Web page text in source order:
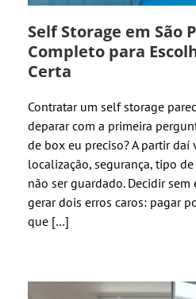
Self Storage em São
Completo para
Certa
Contratar um self storage
deparar com a primeira
de box eu preciso? A partir daí
localização, segurança, tipo
não ser guardado. Decidir sem
gerar dois erros caros: pagar
que […]